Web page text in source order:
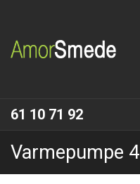
hovedindhold
61 10 71 92
Varmepumpe 4